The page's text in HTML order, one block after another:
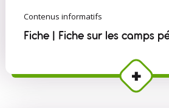
Contenus informatifs
Fiche | Fiche sur les camps